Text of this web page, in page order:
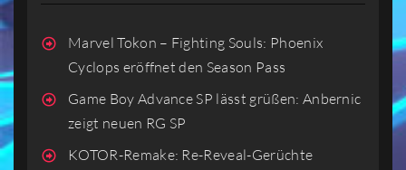
Marvel Tokon – Fighting Souls: Phoenix
Cyclops eröffnet den Season Pass
Game Boy Advance SP lässt grüßen: Anbernic
zeigt neuen RG SP
KOTOR-Remake: Re-Reveal-Gerüchte